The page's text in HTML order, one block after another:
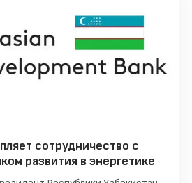
сотрудничество с
развития в энергетике